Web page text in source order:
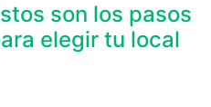
son los pasos
elegir tu local